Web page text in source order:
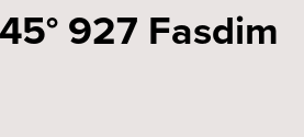
927 Fasdim